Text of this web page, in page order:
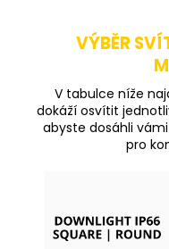
VÝBĚR
V tabulce níže
dokáží osvítit
abyste dosáhli
pro